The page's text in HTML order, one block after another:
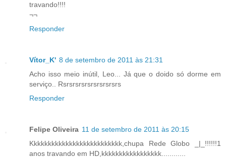
travando!!!!
¬¬
Responder
Vítor_K' 8 de setembro de 2011 às 21:31
Acho isso meio inútil, Leo... Já que o doido só dorme em
serviço.. Rsrsrsrsrsrsrsrsrsrs
Responder
Felipe Oliveira 11 de setembro de 2011 às 20:15
Kkkkkkkkkkkkkkkkkkkkkkkkkk,chupa Rede Globo _|_!!!!!!1
anos travando em HD,kkkkkkkkkkkkkkkkk............